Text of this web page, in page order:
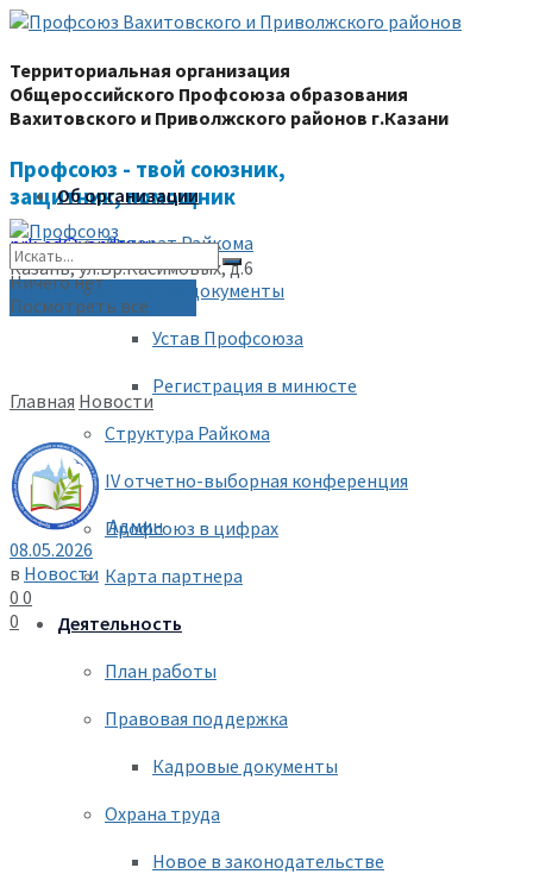
Территориальная организация
Общероссийского Профсоюза образования
Вахитовского и Приволжского районов г.Казани
Профсоюз - твой союзник,
защитник, помощник
prk-ed@yandex.ru
Казань, ул.Бр.Касимовых, д.6
(843) 228-68-80
Об организации
Аппарат Райкома
Уставные документы
Устав Профсоюза
Регистрация в минюсте
Структура Райкома
IV отчетно-выборная конференция
Профсоюз в цифрах
Карта партнера
Деятельность
План работы
Правовая поддержка
Кадровые документы
Охрана труда
Новое в законодательстве
Ничего нет
Посмотреть все
Главная Новости
Админ
08.05.2026
в Новости
0 0
0